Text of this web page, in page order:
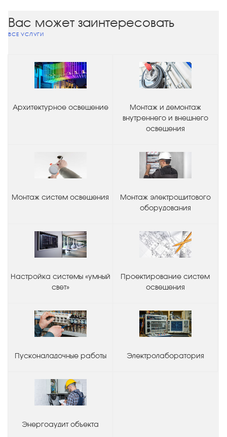
Вас может заинтересовать
ВСЕ УСЛУГИ
Архитектурное освещение
Монтаж и демонтаж
внутреннего и внешнего
освещения
Монтаж систем освещения
Монтаж электрощитового
оборудования
Настройка системы «умный
свет»
Проектирование систем
освещения
Пусконаладочные работы Электролаборатория
Энергоаудит объекта